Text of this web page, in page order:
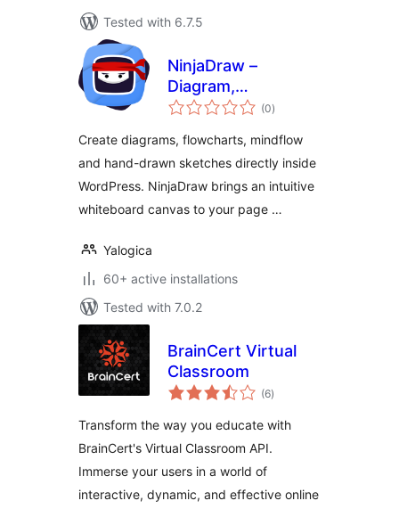
Tested with 6.7.5
NinjaDraw –
Diagram,
Flowchart, Mind
Tool
(0total
ratings
)
Create diagrams, flowcharts, mindflow
and hand-drawn sketches directly inside
WordPress. NinjaDraw brings an intuitive
whiteboard canvas to your page …
Yalogica
60+ active installations
Tested with 7.0.2
BrainCert Virtual
Classroom
(6total
ratings
)
Transform the way you educate with
BrainCert's Virtual Classroom API.
Immerse your users in a world of
interactive, dynamic, and effective online